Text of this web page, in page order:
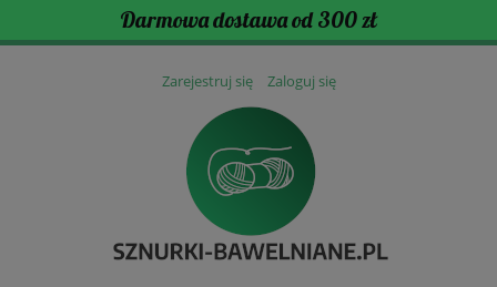
Darmowa dostawa od 300 zł
Zarejestruj się Zaloguj się